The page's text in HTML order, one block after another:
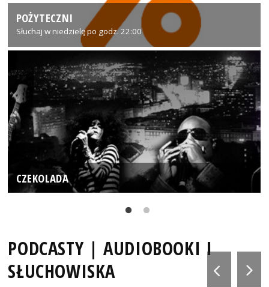
POŻYTECZNI
Słuchaj w niedzielę po godz. 22:00
CZEKOLADA
PODCASTY | AUDIOBOOKI I
SŁUCHOWISKA